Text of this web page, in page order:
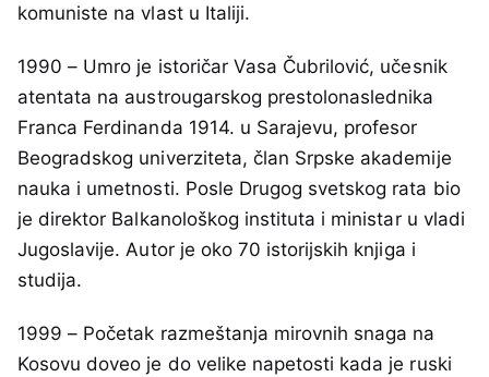
komuniste na vlast u Italiji.
1990 – Umro je istoričar Vasa Čubrilović, učesnik
atentata na austrougarskog prestolonaslednika
Franca Ferdinanda 1914. u Sarajevu, profesor
Beogradskog univerziteta, član Srpske akademije
nauka i umetnosti. Posle Drugog svetskog rata bio
je direktor Balkanološkog instituta i ministar u vladi
Jugoslavije. Autor je oko 70 istorijskih knjiga i
studija.
1999 – Početak razmeštanja mirovnih snaga na
Kosovu doveo je do velike napetosti kada je ruski